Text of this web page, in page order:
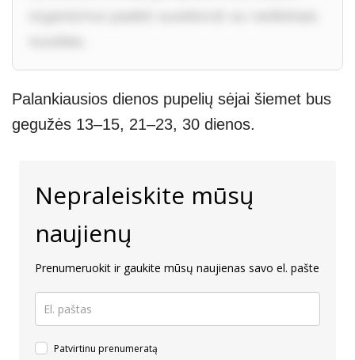
Palankiausios dienos pupelių sėjai šiemet bus
gegužės 13–15, 21–23, 30 dienos.
Nepraleiskite mūsų
naujienų
Prenumeruokit ir gaukite mūsų naujienas savo el. pašte
Patvirtinu prenumeratą